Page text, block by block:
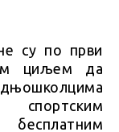
су по први
циљем да
спортским